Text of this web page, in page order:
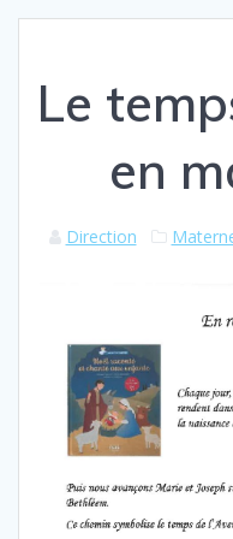
Le
en
Direction